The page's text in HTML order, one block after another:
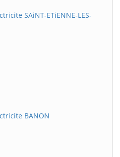
SAiNT-ETiENNE-LES-
BANON